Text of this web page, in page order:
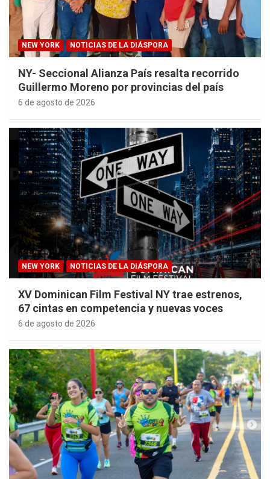
NEW YORK NOTICIAS DE LA DIÁSPORA
NY- Seccional Alianza País resalta recorrido
Guillermo Moreno por provincias del país
6 de agosto de 2026
NEW YORK NOTICIAS DE LA DIÁSPORA
XV Dominican Film Festival NY trae estrenos,
67 cintas en competencia y nuevas voces
6 de agosto de 2026